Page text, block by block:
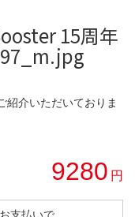
15周年
紹介いただいておりま
9280 円